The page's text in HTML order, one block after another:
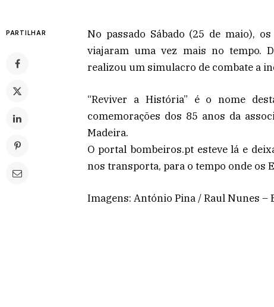
PARTILHAR
No passado Sábado (25 de maio),
viajaram uma vez mais no tempo.
realizou um simulacro de combate a
“Reviver a História” é o nome
comemorações dos 85 anos da
Madeira.
O portal bombeiros.pt esteve lá e
nos transporta, para o tempo onde os
Imagens: António Pina / Raul Nunes –